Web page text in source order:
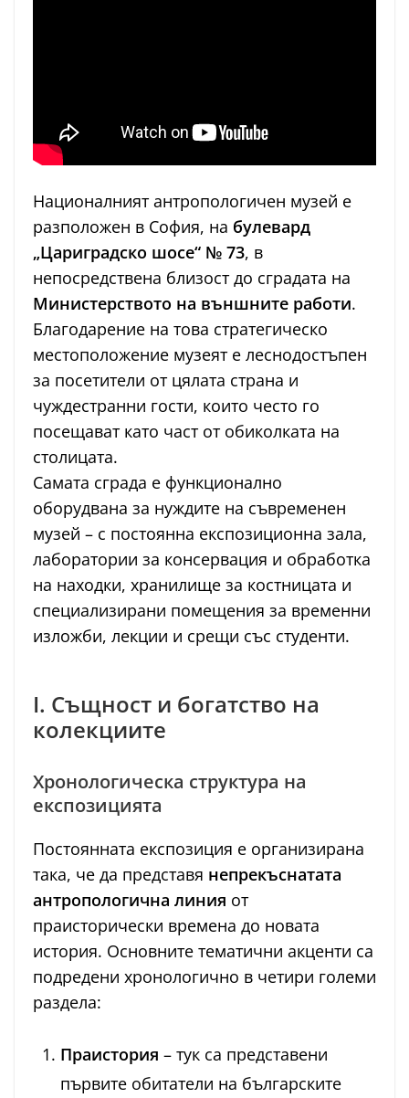
Националният антропологичен музей е
разположен в София, на булевард
„Цариградско шосе“ № 73, в
непосредствена близост до сградата на
Министерството на външните работи.
Благодарение на това стратегическо
местоположение музеят е леснодостъпен
за посетители от цялата страна и
чуждестранни гости, които често го
посещават като част от обиколката на
столицата.
Самата сграда е функционално
оборудвана за нуждите на съвременен
музей – с постоянна експозиционна зала,
лаборатории за консервация и обработка
на находки, хранилище за костницата и
специализирани помещения за временни
изложби, лекции и срещи със студенти.
I. Същност и богатство на
колекциите
Хронологическа структура на
експозицията
Постоянната експозиция е организирана
така, че да представя непрекъснатата
антропологична линия от
праисторически времена до новата
история. Основните тематични акценти са
подредени хронологично в четири големи
раздела:
Праистория – тук са представени
първите обитатели на българските